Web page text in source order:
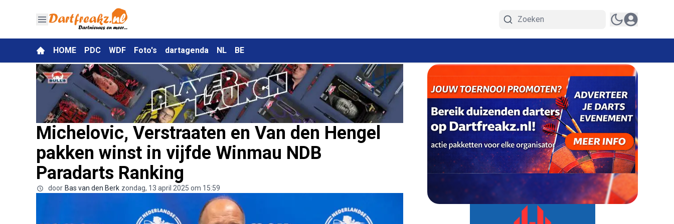
HOME PDC WDF Foto's dartagenda NL BE
Michelovic, Verstraaten en Van den Hengel
pakken winst in vijfde Winmau NDB
Paradarts Ranking
door Bas van den Berk zondag, 13 april 2025 om 15:59